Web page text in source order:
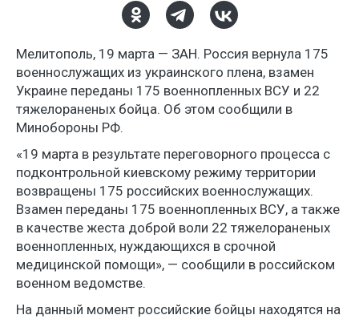
Мелитополь, 19 марта — ЗАН. Россия вернула 175
военнослужащих из украинского плена, взамен
Украине переданы 175 военнопленных ВСУ и 22
тяжелораненых бойца. Об этом сообщили в
Минобороны РФ.
«19 марта в результате переговорного процесса с
подконтрольной киевскому режиму территории
возвращены 175 российских военнослужащих.
Взамен переданы 175 военнопленных ВСУ, а также
в качестве жеста доброй воли 22 тяжелораненых
военнопленных, нуждающихся в срочной
медицинской помощи», — сообщили в российском
военном ведомстве.
На данный момент российские бойцы находятся на